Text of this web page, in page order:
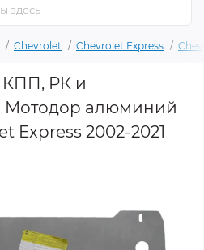
Chevrolet Chevrolet Express
КПП, РК и
алюминий
Express 2002-2021